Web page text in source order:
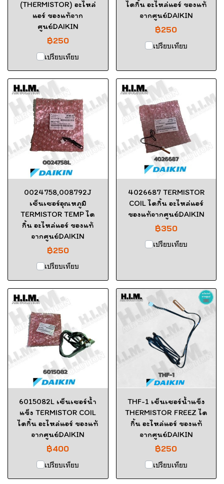
(THERMISTOR) อะไหล่
แอร์ ของแท้จาก
ศูนย์DAIKIN
฿250
เปรียบเทียบ
ไดกิ้น อะไหล่แอร์ ของแท้
จากศูนย์DAIKIN
฿250
เปรียบเทียบ
0024758,008792J
เซ็นเซอร์อุณหภูมิ
TERMISTOR TEMP ได
กิ้น อะไหล่แอร์ ของแท้
จากศูนย์DAIKIN
฿250
เปรียบเทียบ
4026687 TERMISTOR
COIL ไดกิ้น อะไหล่แอร์
ของแท้จากศูนย์DAIKIN
฿350
เปรียบเทียบ
6015082L เซ็นเซอร์น้ำ
แข็ง TERMISTOR COIL
ไดกิ้น อะไหล่แอร์ ของแท้
จากศูนย์DAIKIN
฿400
เปรียบเทียบ
THF-1 เซ็นเซอร์น้ำแข็ง
THERMISTOR FREEZ ได
กิ้น อะไหล่แอร์ ของแท้
จากศูนย์DAIKIN
฿250
เปรียบเทียบ